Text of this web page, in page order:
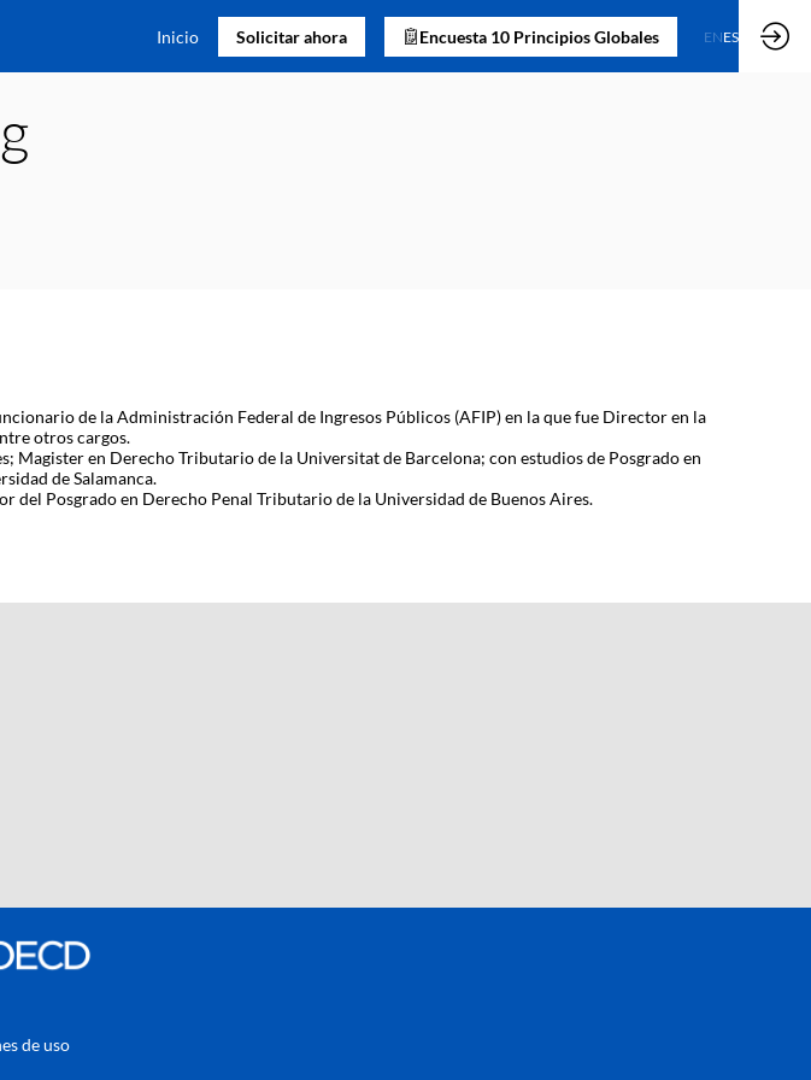
Inicio Solicitar ahora Encuesta 10 Principios Globales ENES
de la Administración Federal de Ingresos Públicos (AFIP) en la que fue Director en la
otros cargos.
en Derecho Tributario de la Universitat de Barcelona; con estudios de Posgrado en
de Salamanca.
de uso